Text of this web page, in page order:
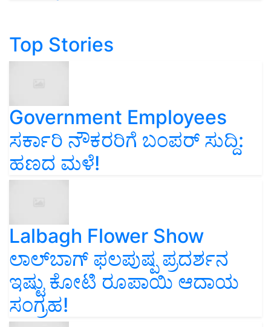
Top Stories
Government Employees
ಸರ್ಕಾರಿ ನೌಕರರಿಗೆ ಬಂಪರ್‌ ಸುದ್ದಿ:
ಹಣದ ಮಳೆ!
Lalbagh Flower Show
ಲಾಲ್‌ಬಾಗ್ ಫಲಪುಷ್ಪ ಪ್ರದರ್ಶನ
ಇಷ್ಟು ಕೋಟಿ ರೂಪಾಯಿ ಆದಾಯ
ಸಂಗ್ರಹ!